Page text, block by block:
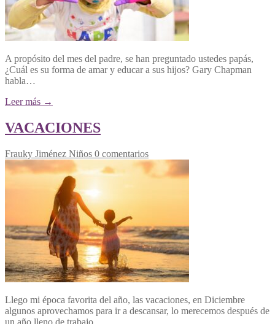
A propósito del mes del padre, se han preguntado ustedes papás,
¿Cuál es su forma de amar y educar a sus hijos? Gary Chapman
habla…
Leer más →
VACACIONES
Frauky Jiménez Niños 0 comentarios
Llego mi época favorita del año, las vacaciones, en Diciembre
algunos aprovechamos para ir a descansar, lo merecemos después de
un año lleno de trabajo…